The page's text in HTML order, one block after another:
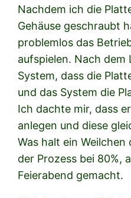
Nachdem ich die
Gehäuse geschraubt
problemlos das
aufspielen. Nach dem
System, dass die
und das System die
Ich dachte mir, dass
anlegen und diese
Was halt ein
der Prozess bei 80%,
Feierabend gemacht.